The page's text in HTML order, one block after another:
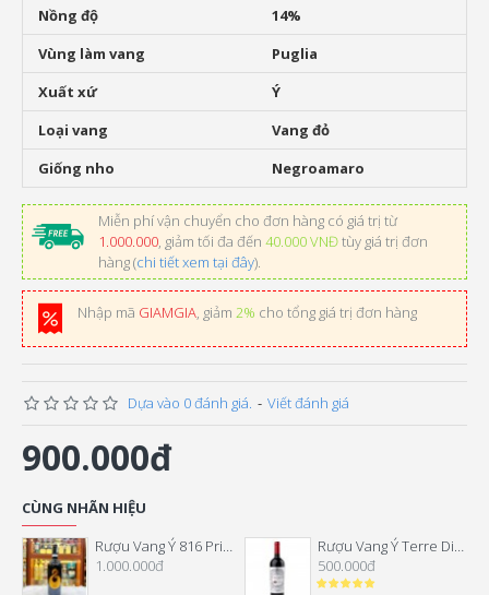
Nồng độ
14%
Vùng làm vang
Puglia
Xuất xứ
Ý
Loại vang
Vang đỏ
Giống nho
Negroamaro
Miễn phí vận chuyển cho đơn hàng có giá trị từ
1.000.000, giảm tối đa đến 40.000 VNĐtùy giá trị đơn
hàng (chi tiết xem tại đây).
Nhập mã GIAMGIA, giảm 2% cho tổng giá trị đơn hàng
Dựa vào 0 đánh giá. - Viết đánh giá
900.000đ
CÙNG NHÃN HIỆU
Rượu Vang Ý 816 Primitivo Di Manduria
1.000.000đ
Rượu Vang Ý Terre Di Mario Vino Rosso
500.000đ